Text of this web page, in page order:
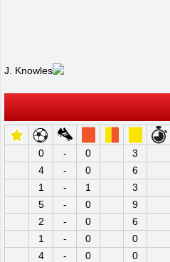
3
0
-
0
6
0
-
4
3
1
-
1
9
0
-
5
6
0
-
2
0
0
-
1
0
0
-
4